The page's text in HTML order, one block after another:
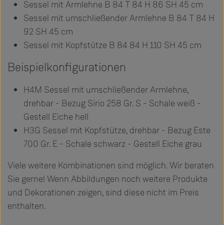
Sessel mit Armlehne B 84 T 84 H 86 SH 45 cm
Sessel mit umschließender Armlehne B 84 T 84 H
92 SH 45 cm
Sessel mit Kopfstütze B 84 84 H 110 SH 45 cm
Beispielkonfigurationen
H4M Sessel mit umschließender Armlehne,
drehbar - Bezug Sirio 258 Gr. S - Schale weiß -
Gestell Eiche hell
H3G Sessel mit Kopfstütze, drehbar - Bezug Este
700 Gr. E - Schale schwarz - Gestell Eiche grau
Viele weitere Kombinationen sind möglich. Wir beraten
Sie gerne! Wenn Abbildungen noch weitere Produkte
und Dekorationen zeigen, sind diese nicht im Preis
enthalten.